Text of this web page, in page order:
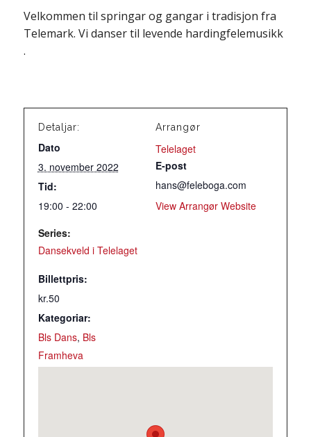
Velkommen til springar og gangar i tradisjon fra
Telemark. Vi danser til levende hardingfelemusikk
.
Detaljar:
Dato
3. november 2022
Tid:
19:00 - 22:00
Series:
Dansekveld i Telelaget
Billettpris:
kr.50
Kategoriar:
Bls Dans, Bls
Framheva
Arrangør
Telelaget
E-post
hans@feleboga.com
View Arrangør Website